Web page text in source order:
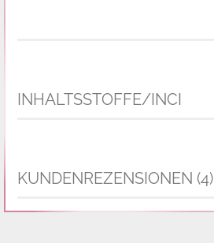
INHALTSSTOFFE/INCI
KUNDENREZENSIONEN (4)